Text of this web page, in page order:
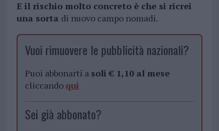
E il rischio molto concreto è che si ricrei
una sorta di nuovo campo nomadi.
Vuoi rimuovere le pubblicità nazionali?
Puoi abbonarti a soli € 1,10 al mese
cliccando qui
Sei già abbonato?